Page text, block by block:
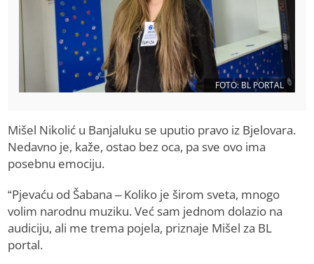
FOTO: BL PORTAL
Mišel Nikolić u Banjaluku se uputio pravo iz Bjelovara.
Nedavno je, kaže, ostao bez oca, pa sve ovo ima
posebnu emociju.
“Pjevaću od Šabana – Koliko je širom sveta, mnogo
volim narodnu muziku. Već sam jednom dolazio na
audiciju, ali me trema pojela, priznaje Mišel za BL
portal.